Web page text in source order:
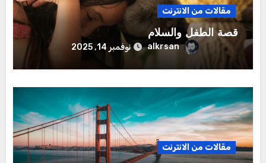
مقالات من الانترنت
قصة الطفل والسلام
alkrsan نوفمبر 14, 2025
مقالات من الانترنت